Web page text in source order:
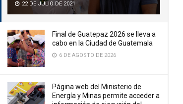
22 DE JULIO DE 2021
Final de Guatepaz 2026 se lleva a
cabo en la Ciudad de Guatemala
6 DE AGOSTO DE 2026
Página web del Ministerio de
Energía y Minas permite acceder a